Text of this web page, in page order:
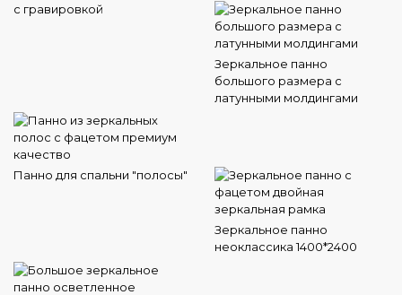
с гравировкой
Зеркальное панно
большого размера с
латунными молдингами
Панно для спальни "полосы"
Зеркальное панно
неоклассика 1400*2400